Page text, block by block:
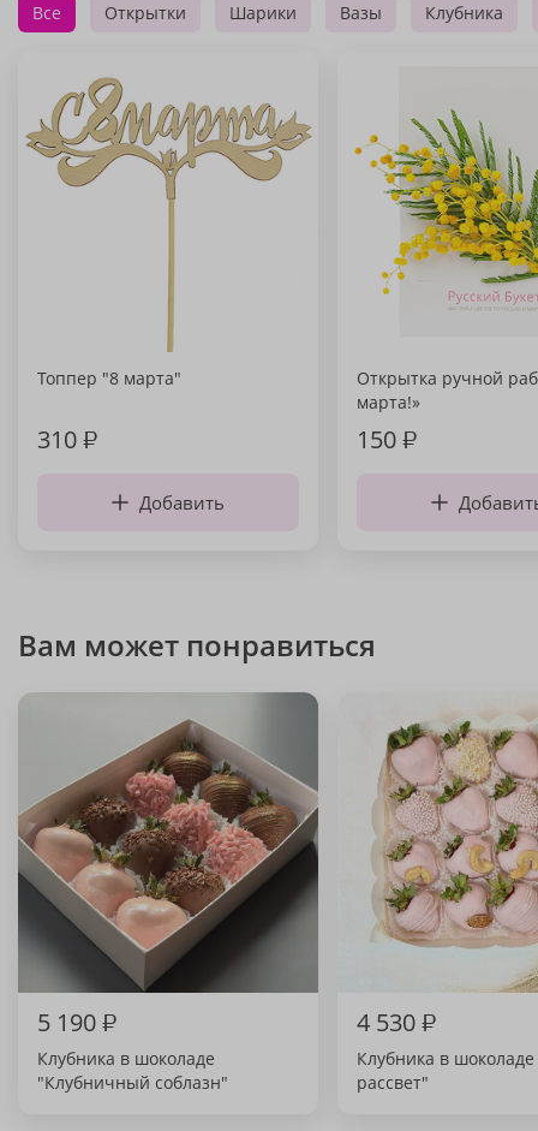
Все Открытки Шарики Вазы Клубника
Топпер "8 марта"
310₽
Добавить
Открытка ручной
марта!»
150₽
Вам может понравиться
5 190₽
Клубника в шоколаде
"Клубничный соблазн"
4 530₽
Клубника в
рассвет"